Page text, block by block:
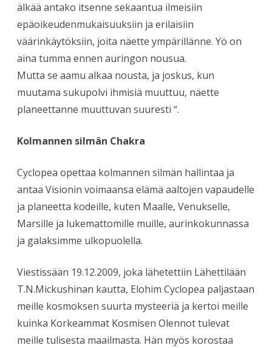
älkää antako itsenne sekaantua ilmeisiin
epäoikeudenmukaisuuksiin ja erilaisiin
väärinkäytöksiin, joita näette ympärillänne. Yö on
aina tumma ennen auringon nousua.
Mutta se aamu alkaa nousta, ja joskus, kun
muutama sukupolvi ihmisiä muuttuu, näette
planeettanne muuttuvan suuresti “.
Kolmannen silmän Chakra
Cyclopea opettaa kolmannen silmän hallintaa ja
antaa Visionin voimaansa elämä aaltojen vapaudelle
ja planeetta kodeille, kuten Maalle, Venukselle,
Marsille ja lukemattomille muille, aurinkokunnassa
ja galaksimme ulkopuolella.
Viestissään 19.12.2009, joka lähetettiin Lähettilään
T.N.Mickushinan kautta, Elohim Cyclopea paljastaan
meille kosmoksen suurta mysteeriä ja kertoi meille
kuinka Korkeammat Kosmisen Olennot tulevat
meille tulisesta maailmasta. Hän myös korostaa